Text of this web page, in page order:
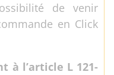
de venir
en Click
à l’article L 121-